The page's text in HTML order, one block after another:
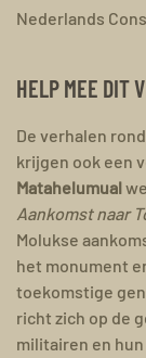
Nederlands
HELP MEE DIT
De verhalen
krijgen ook een
Matahelumual
Aankomst naar
Molukse
het monument
toekomstige
richt zich op de
militairen en hun